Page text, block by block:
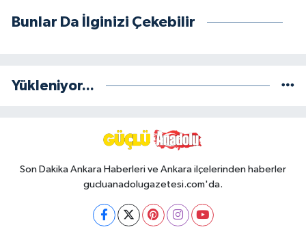
Bunlar Da İlginizi Çekebilir
Yükleniyor...
Son Dakika Ankara Haberleri ve Ankara ilçelerinden haberler
gucluanadolugazetesi.com'da.